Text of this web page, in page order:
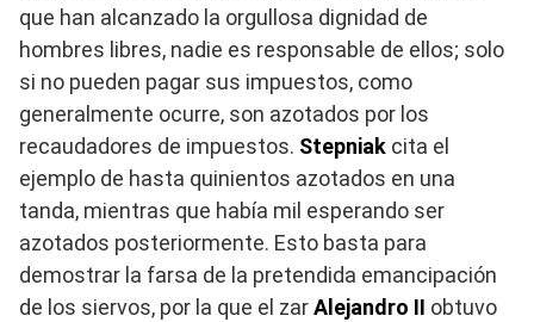
que han alcanzado la orgullosa dignidad de
hombres libres, nadie es responsable de ellos; solo
si no pueden pagar sus impuestos, como
generalmente ocurre, son azotados por los
recaudadores de impuestos. Stepniak cita el
ejemplo de hasta quinientos azotados en una
tanda, mientras que había mil esperando ser
azotados posteriormente. Esto basta para
demostrar la farsa de la pretendida emancipación
de los siervos, por la que el zarAlejandro II obtuvo